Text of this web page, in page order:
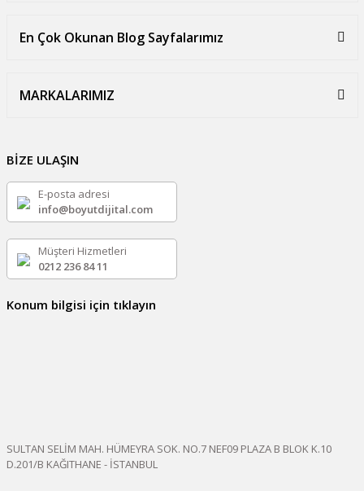
En Çok Okunan Blog Sayfalarımız
MARKALARIMIZ
BİZE ULAŞIN
E-posta adresi
info@boyutdijital.com
Müşteri Hizmetleri
0212 236 84 11
Konum bilgisi için tıklayın
SULTAN SELİM MAH. HÜMEYRA SOK. NO.7 NEF09 PLAZA B BLOK K.10
D.201/B KAĞITHANE - İSTANBUL